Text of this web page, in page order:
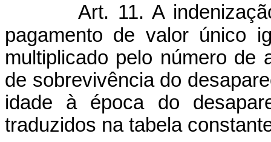
Art. 11. A
pagamento de valor único
multiplicado pelo número de
de sobrevivência do
idade à época do
traduzidos na tabela